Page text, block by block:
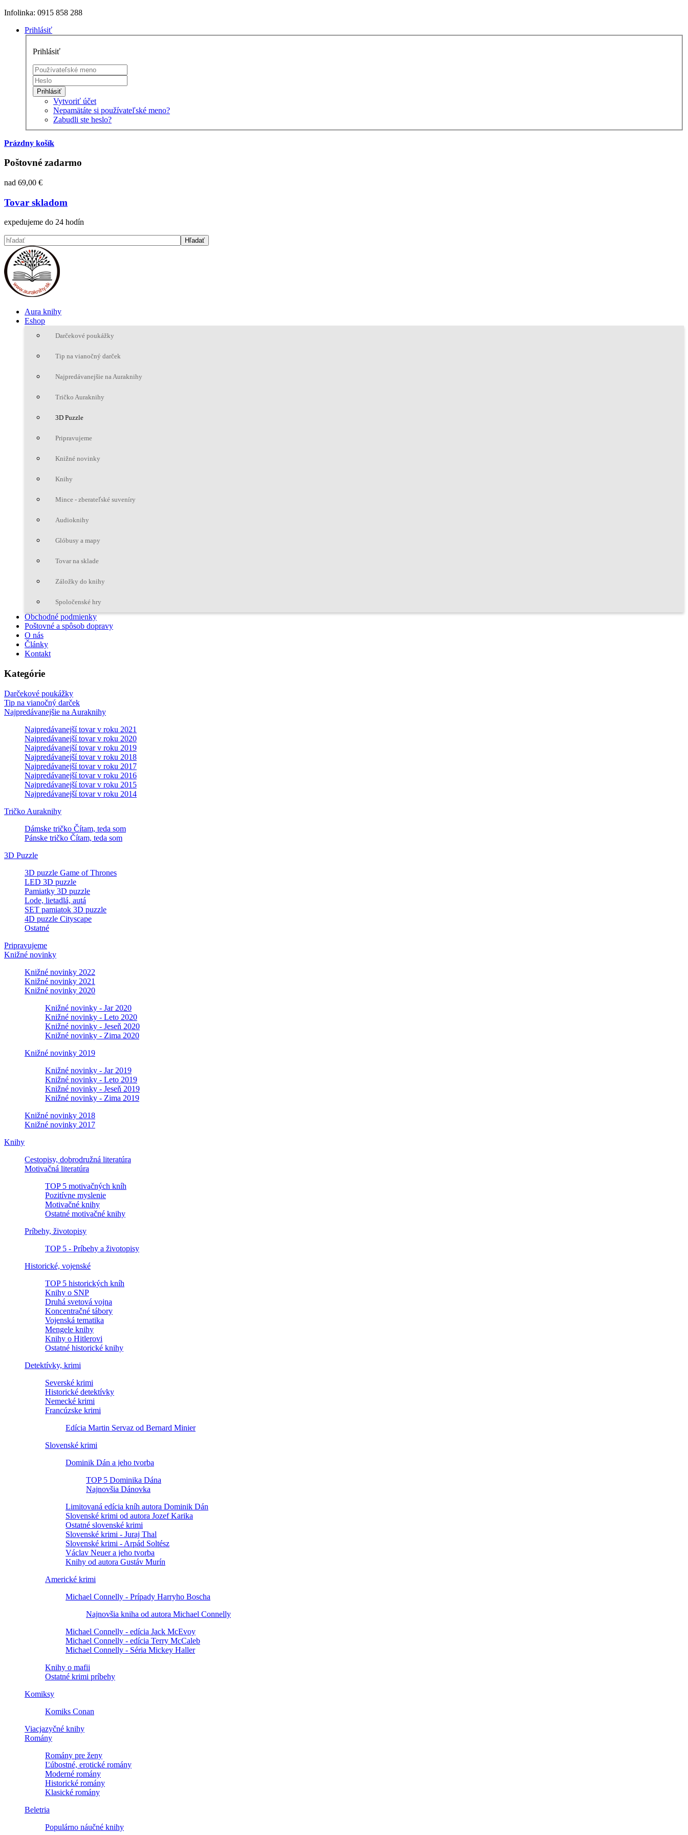
Infolinka: 0915 858 288
Prihlásiť
Prihlásiť
Prihlásiť
Vytvoriť účet
Nepamätáte si používateľské meno?
Zabudli ste heslo?
Prázdny košík
Poštovné zadarmo
nad 69,00 €
Tovar skladom
expedujeme do 24 hodín
Aura knihy
Eshop
Darčekové poukážky
Tip na vianočný darček
Najpredávanejšie na Auraknihy
Tričko Auraknihy
3D Puzzle
Pripravujeme
Knižné novinky
Knihy
Mince - zberateľské suveníry
Audioknihy
Glóbusy a mapy
Tovar na sklade
Záložky do knihy
Spoločenské hry
Obchodné podmienky
Poštovné a spôsob dopravy
O nás
Články
Kontakt
Kategórie
Darčekové poukážky
Tip na vianočný darček
Najpredávanejšie na Auraknihy
Najpredávanejší tovar v roku 2021
Najpredávanejší tovar v roku 2020
Najpredávanejší tovar v roku 2019
Najpredávanejší tovar v roku 2018
Najpredávanejší tovar v roku 2017
Najpredávanejší tovar v roku 2016
Najpredávanejší tovar v roku 2015
Najpredávanejší tovar v roku 2014
Tričko Auraknihy
Dámske tričko Čítam, teda som
Pánske tričko Čítam, teda som
3D Puzzle
3D puzzle Game of Thrones
LED 3D puzzle
Pamiatky 3D puzzle
Lode, lietadlá, autá
SET pamiatok 3D puzzle
4D puzzle Cityscape
Ostatné
Pripravujeme
Knižné novinky
Knižné novinky 2022
Knižné novinky 2021
Knižné novinky 2020
Knižné novinky - Jar 2020
Knižné novinky - Leto 2020
Knižné novinky - Jeseň 2020
Knižné novinky - Zima 2020
Knižné novinky 2019
Knižné novinky - Jar 2019
Knižné novinky - Leto 2019
Knižné novinky - Jeseň 2019
Knižné novinky - Zima 2019
Knižné novinky 2018
Knižné novinky 2017
Knihy
Cestopisy, dobrodružná literatúra
Motivačná literatúra
TOP 5 motivačných kníh
Pozitívne myslenie
Motivačné knihy
Ostatné motivačné knihy
Príbehy, životopisy
TOP 5 - Príbehy a životopisy
Historické, vojenské
TOP 5 historických kníh
Knihy o SNP
Druhá svetová vojna
Koncentračné tábory
Vojenská tematika
Mengele knihy
Knihy o Hitlerovi
Ostatné historické knihy
Detektívky, krimi
Severské krimi
Historické detektívky
Nemecké krimi
Francúzske krimi
Edícia Martin Servaz od Bernard Minier
Slovenské krimi
Dominik Dán a jeho tvorba
TOP 5 Dominika Dána
Najnovšia Dánovka
Limitovaná edícia kníh autora Dominik Dán
Slovenské krimi od autora Jozef Karika
Ostatné slovenské krimi
Slovenské krimi - Juraj Thal
Slovenské krimi - Arpád Soltész
Václav Neuer a jeho tvorba
Knihy od autora Gustáv Murín
Americké krimi
Michael Connelly - Prípady Harryho Boscha
Najnovšia kniha od autora Michael Connelly
Michael Connelly - edícia Jack McEvoy
Michael Connelly - edícia Terry McCaleb
Michael Connelly - Séria Mickey Haller
Knihy o mafii
Ostatné krimi príbehy
Komiksy
Komiks Conan
Viacjazyčné knihy
Romány
Romány pre ženy
Ľúbostné, erotické romány
Moderné romány
Historické romány
Klasické romány
Beletria
Populárno náučné knihy